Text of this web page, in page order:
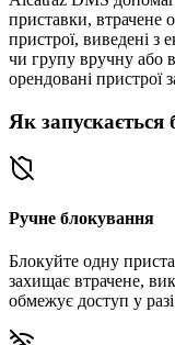
приставки, втрачене
пристрої, виведені з
чи групу вручну або
орендовані
Як запускається
Ручне блокування
Блокуйте одну
захищає втрачене,
обмежує доступ у